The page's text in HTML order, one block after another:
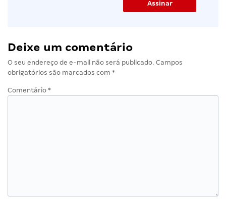
Deixe um comentário
O seu endereço de e-mail não será publicado. Campos
obrigatórios são marcados com *
Comentário *